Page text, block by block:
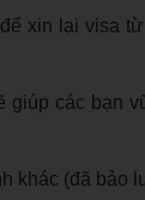
xin lại visa
giúp các bạn
khác (đã bảo